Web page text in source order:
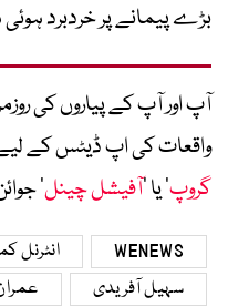
بڑے پیمانے پر خردبرد
آپ اور آپ کے پیاروں کی
واقعات کی اپ ڈیٹس کے لیے
گروپ‘ یا ’آفیشل چینل‘
WENEWS انٹرنل
سہیل آفریدی